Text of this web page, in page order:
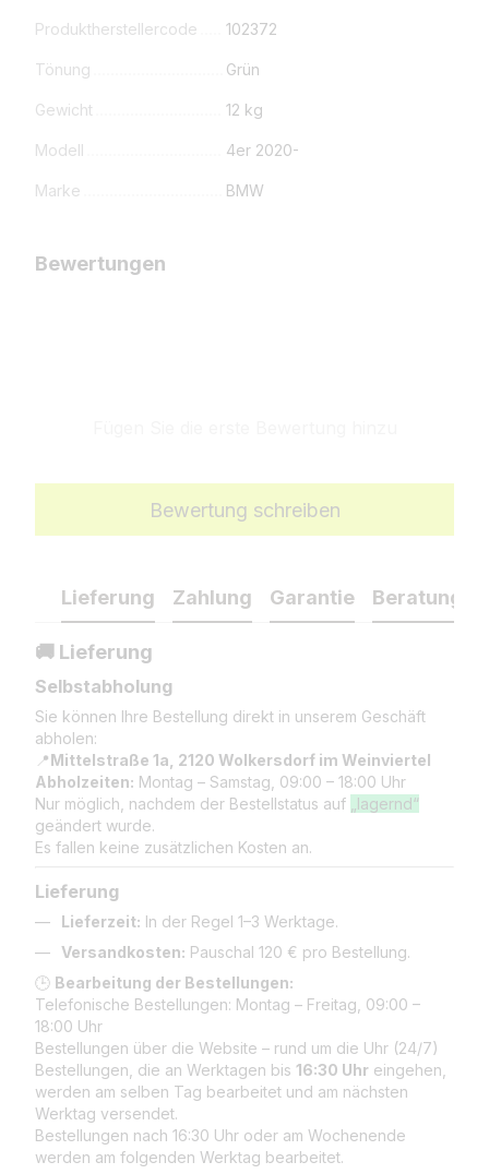
Produktherstellercode 102372
Tönung Grün
Gewicht 12 kg
Modell 4er 2020-
Marke BMW
Bewertungen
Bewertung schreiben
Lieferung Zahlung Garantie Beratung
🚚 Lieferung
Selbstabholung
Sie können Ihre Bestellung direkt in unserem Geschäft
abholen:
📍Mittelstraße 1a, 2120 Wolkersdorf im Weinviertel
Abholzeiten: Montag – Samstag, 09:00 – 18:00 Uhr
Nur möglich, nachdem der Bestellstatus auf
„lagernd“
geändert wurde.
Es fallen keine zusätzlichen Kosten an.
Lieferung
Lieferzeit: In der Regel 1–3 Werktage.
Versandkosten: Pauschal 120 € pro Bestellung.
🕒 Bearbeitung der Bestellungen:
Telefonische Bestellungen: Montag – Freitag, 09:00 –
18:00 Uhr
Bestellungen über die Website – rund um die Uhr (24/7)
Bestellungen, die an Werktagen bis 16:30 Uhr eingehen,
werden am selben Tag bearbeitet und am nächsten
Werktag versendet.
Bestellungen nach 16:30 Uhr oder am Wochenende
werden am folgenden Werktag bearbeitet.